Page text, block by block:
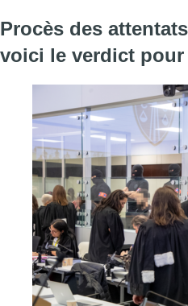
Procès des
voici le verdict pour